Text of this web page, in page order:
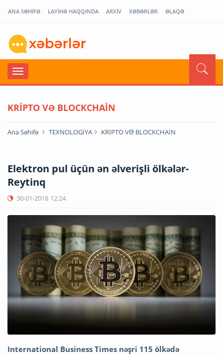
ANA SƏHİFƏ LAYİHƏ HAQQINDA ARXİV XƏBƏRLƏR ƏLAQƏ
KRİPTO VƏ BLOCKCHAİN
Ana Səhifə TEXNOLOGİYA KRİPTO VƏ BLOCKCHAİN
Elektron pul üçün ən əlverişli ölkələr-
Reytinq
30-01-2018 12:24
International Business Times nəşri 115 ölkədə